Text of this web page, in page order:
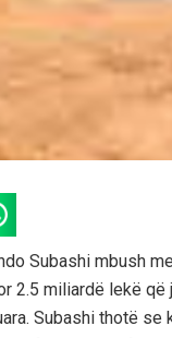
Subashi mbush
2.5 miliardë lekë
Subashi thotë